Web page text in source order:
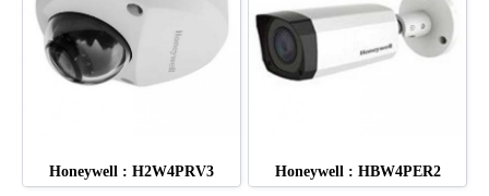
Honeywell : H2W4PRV3 Honeywell : HBW4PER2